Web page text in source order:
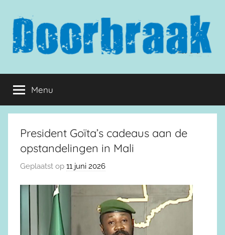
inhoud
springen
Doorbraak.eu
Menu
President Goïta’s cadeaus aan de
opstandelingen in Mali
Geplaatst op 11 juni 2026